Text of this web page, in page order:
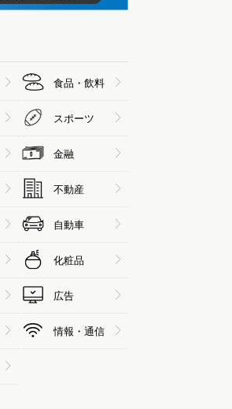
食品・飲料
スポーツ
金融
不動産
自動車
化粧品
広告
情報・通信